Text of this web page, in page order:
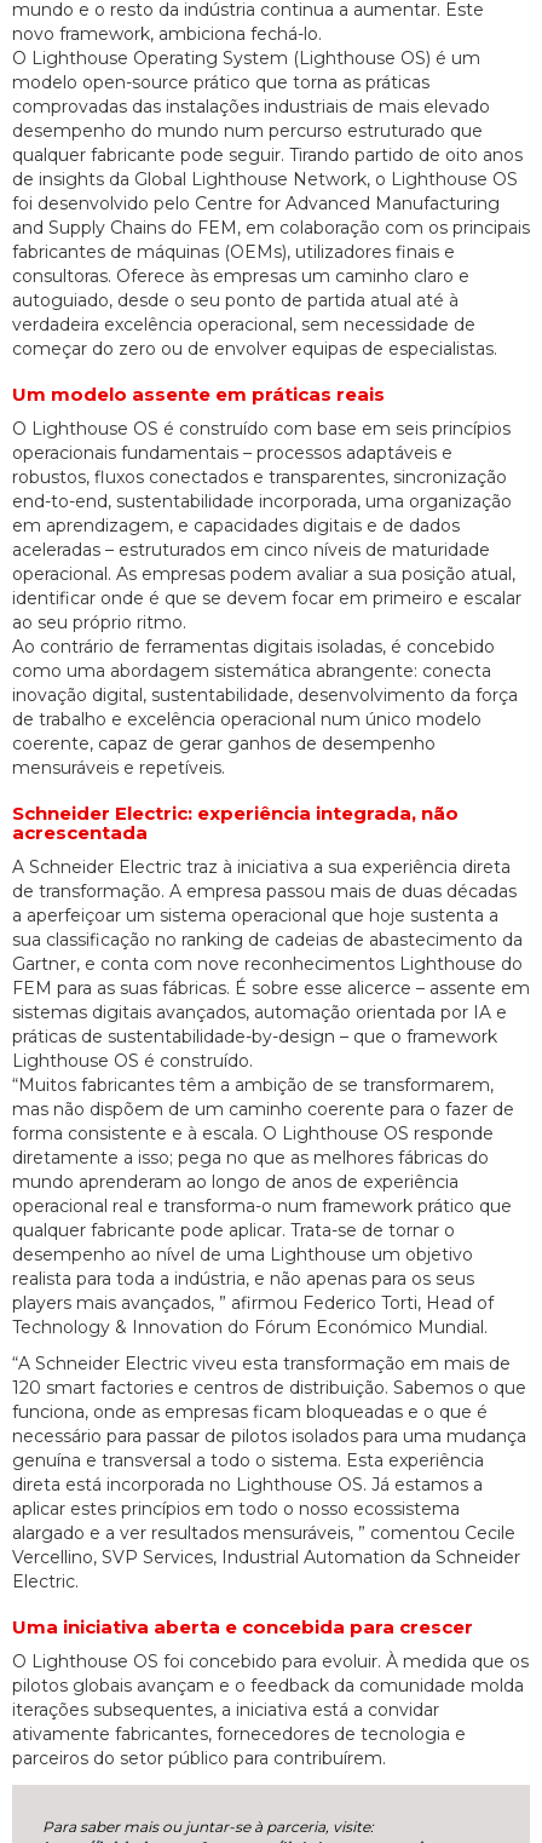
mundo e o resto da indústria continua a aumentar. Este
novo framework, ambiciona fechá-lo.
O Lighthouse Operating System (Lighthouse OS) é um
modelo open-source prático que torna as práticas
comprovadas das instalações industriais de mais elevado
desempenho do mundo num percurso estruturado que
qualquer fabricante pode seguir. Tirando partido de oito anos
de insights da Global Lighthouse Network, o Lighthouse OS
foi desenvolvido pelo Centre for Advanced Manufacturing
and Supply Chains do FEM, em colaboração com os principais
fabricantes de máquinas (OEMs), utilizadores finais e
consultoras. Oferece às empresas um caminho claro e
autoguiado, desde o seu ponto de partida atual até à
verdadeira excelência operacional, sem necessidade de
começar do zero ou de envolver equipas de especialistas.
Um modelo assente em práticas reais
O Lighthouse OS é construído com base em seis princípios
operacionais fundamentais – processos adaptáveis e
robustos, fluxos conectados e transparentes, sincronização
end-to-end, sustentabilidade incorporada, uma organização
em aprendizagem, e capacidades digitais e de dados
aceleradas – estruturados em cinco níveis de maturidade
operacional. As empresas podem avaliar a sua posição atual,
identificar onde é que se devem focar em primeiro e escalar
ao seu próprio ritmo.
Ao contrário de ferramentas digitais isoladas, é concebido
como uma abordagem sistemática abrangente: conecta
inovação digital, sustentabilidade, desenvolvimento da força
de trabalho e excelência operacional num único modelo
coerente, capaz de gerar ganhos de desempenho
mensuráveis e repetíveis.
Schneider Electric: experiência integrada, não
acrescentada
A Schneider Electric traz à iniciativa a sua experiência direta
de transformação. A empresa passou mais de duas décadas
a aperfeiçoar um sistema operacional que hoje sustenta a
sua classificação no ranking de cadeias de abastecimento da
Gartner, e conta com nove reconhecimentos Lighthouse do
FEM para as suas fábricas. É sobre esse alicerce – assente em
sistemas digitais avançados, automação orientada por IA e
práticas de sustentabilidade-by-design – que o framework
Lighthouse OS é construído.
“Muitos fabricantes têm a ambição de se transformarem,
mas não dispõem de um caminho coerente para o fazer de
forma consistente e à escala. O Lighthouse OS responde
diretamente a isso; pega no que as melhores fábricas do
mundo aprenderam ao longo de anos de experiência
operacional real e transforma-o num framework prático que
qualquer fabricante pode aplicar. Trata-se de tornar o
desempenho ao nível de uma Lighthouse um objetivo
realista para toda a indústria, e não apenas para os seus
players mais avançados, ” afirmou Federico Torti, Head of
Technology & Innovation do Fórum Económico Mundial.
“A Schneider Electric viveu esta transformação em mais de
120 smart factories e centros de distribuição. Sabemos o que
funciona, onde as empresas ficam bloqueadas e o que é
necessário para passar de pilotos isolados para uma mudança
genuína e transversal a todo o sistema. Esta experiência
direta está incorporada no Lighthouse OS. Já estamos a
aplicar estes princípios em todo o nosso ecossistema
alargado e a ver resultados mensuráveis, ” comentou Cecile
Vercellino, SVP Services, Industrial Automation da Schneider
Electric.
Uma iniciativa aberta e concebida para crescer
O Lighthouse OS foi concebido para evoluir. À medida que os
pilotos globais avançam e o feedback da comunidade molda
iterações subsequentes, a iniciativa está a convidar
ativamente fabricantes, fornecedores de tecnologia e
parceiros do setor público para contribuírem.
Para saber mais ou juntar-se à parceria, visite: